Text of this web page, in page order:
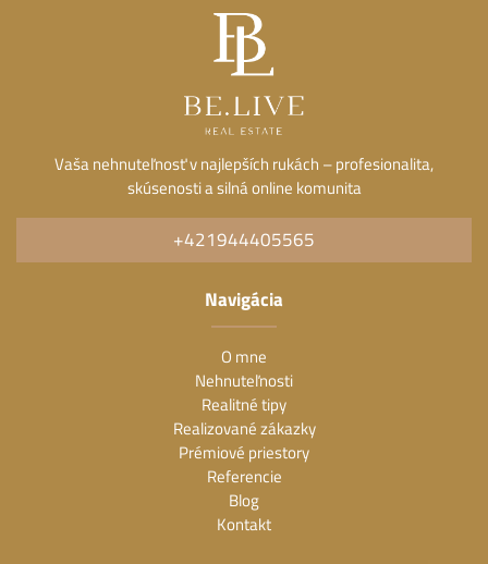
Vaša nehnuteľnosť v najlepších rukách – profesionalita,
skúsenosti a silná online komunita
+421944405565
Navigácia
O mne
Nehnuteľnosti
Realitné tipy
Realizované zákazky
Prémiové priestory
Referencie
Blog
Kontakt